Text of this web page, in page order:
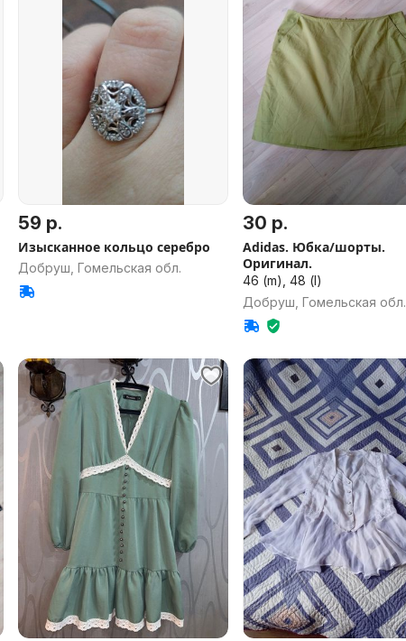
59 р.
Изысканное кольцо серебро
Добруш, Гомельская обл.
30 р.
Adidas. Юбка/шорты.
Оригинал.
46 (m), 48 (l)
Добруш, Гомельская обл.